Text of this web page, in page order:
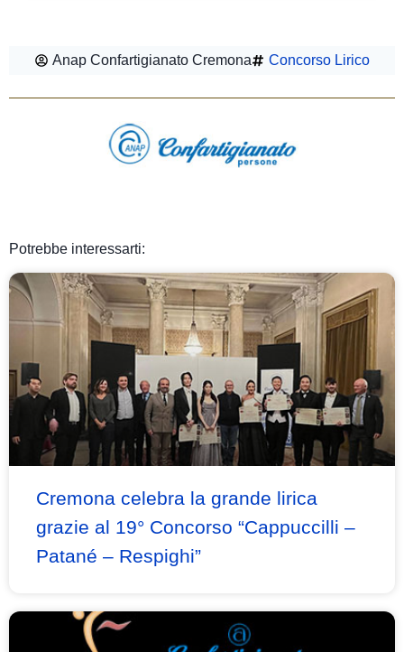
Anap Confartigianato Cremona Concorso Lirico
Potrebbe interessarti:
Cremona celebra la grande lirica
grazie al 19° Concorso “Cappuccilli –
Patané – Respighi”